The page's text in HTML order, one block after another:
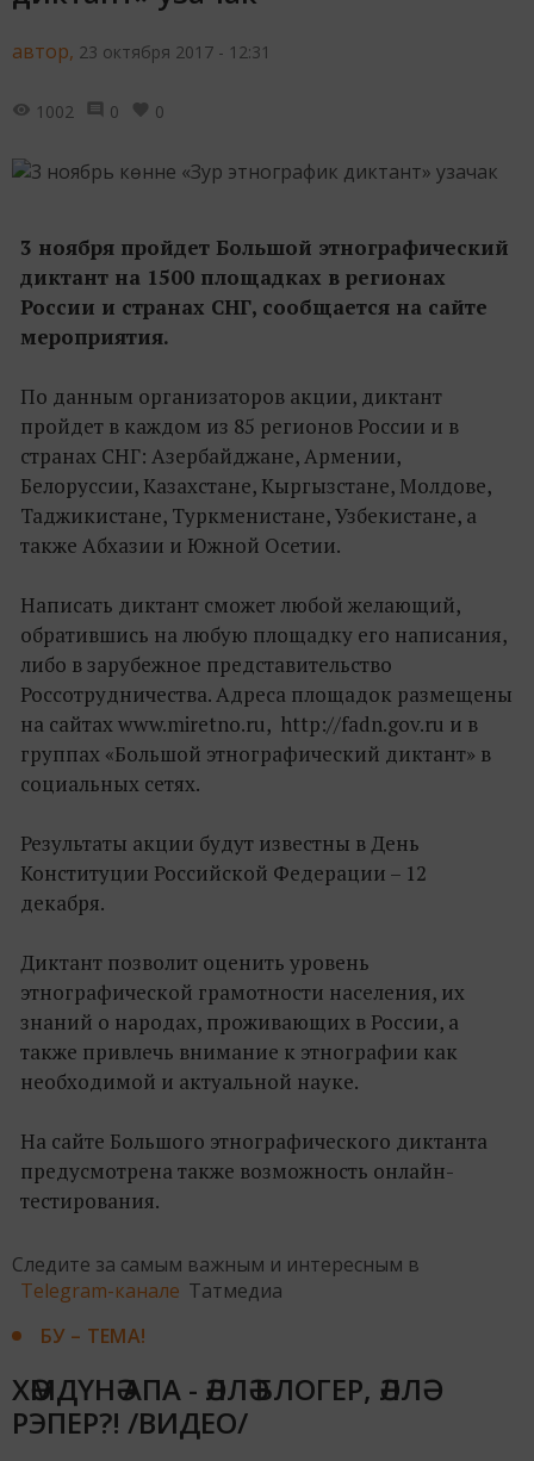
автор, 23 октября 2017 - 12:31
1002 0 0
3 ноября пройдет Большой этнографический
диктант на 1500 площадках в регионах
России и странах СНГ, сообщается на сайте
мероприятия.
По данным организаторов акции, диктант
пройдет в каждом из 85 регионов России и в
странах СНГ: Азербайджане, Армении,
Белоруссии, Казахстане, Кыргызстане, Молдове,
Таджикистане, Туркменистане, Узбекистане, а
также Абхазии и Южной Осетии.
Написать диктант сможет любой желающий,
обратившись на любую площадку его написания,
либо в зарубежное представительство
Россотрудничества. Адреса площадок размещены
на сайтах www.miretno.ru, http://fadn.gov.ru и в
группах «Большой этнографический диктант» в
социальных сетях.
Результаты акции будут известны в День
Конституции Российской Федерации – 12
декабря.
Диктант позволит оценить уровень
этнографической грамотности населения, их
знаний о народах, проживающих в России, а
также привлечь внимание к этнографии как
необходимой и актуальной науке.
На сайте Большого этнографического диктанта
предусмотрена также возможность онлайн-
тестирования.
Следите за самым важным и интересным в
Telegram-канале Татмедиа
БУ – ТЕМА!
ХӘМДҮНӘ АПА - ӘЛЛӘ БЛОГЕР, ӘЛЛӘ
РЭПЕР?! /ВИДЕО/